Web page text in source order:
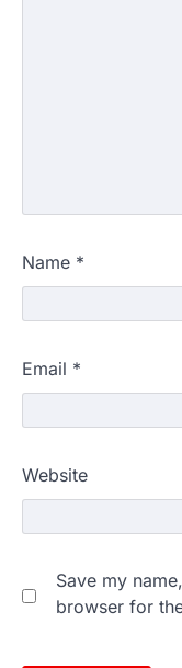
Name *
Email *
Website
Save my
browser for